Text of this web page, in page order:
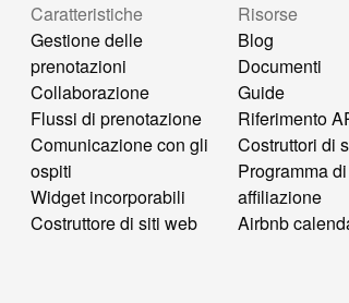
Caratteristiche
Gestione delle
prenotazioni
Collaborazione
Flussi di prenotazione
Comunicazione con gli
ospiti
Widget incorporabili
Costruttore di siti web
Risorse
Blog
Documenti
Guide
Riferimento
Costruttori di
Programma di
affiliazione
Airbnb